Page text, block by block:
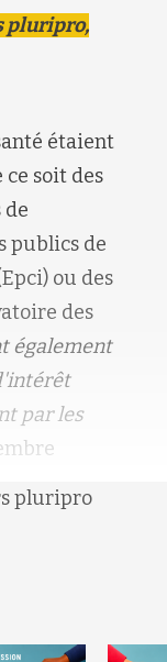
pluripro,
étaient
soit des
de
publics de
ou des
des
également
par les